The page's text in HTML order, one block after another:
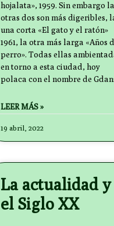
hojalata», 1959. Sin embargo
otras dos son más digeribles,
una corta «El gato y el ratón»
1961, la otra más larga «Años
perro». Todas ellas
en torno a esta ciudad, hoy
polaca con el nombre de
LEER MÁS »
19 abril, 2022
La actualidad y
el Siglo XX